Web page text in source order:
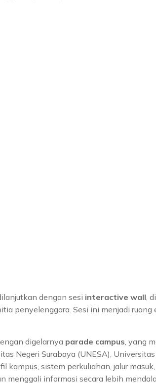
dengan sesi interactive wall ,
penyelenggara. Sesi ini menjadi
digelarnya parade campus , yang
Negeri Surabaya (UNESA),
kampus, sistem perkuliahan, jalur
menggali informasi secara lebih